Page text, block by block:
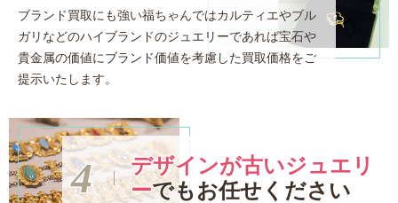
ブランド買取にも強い福ちゃんではカルティエやブル
ガリなどのハイブランドのジュエリーであれば宝石や
貴金属の価値にブランド価値を考慮した買取価格をご
提示いたします。
デザインが古いジュエリ
ーでもお任せください